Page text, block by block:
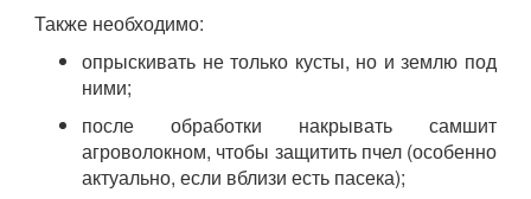
Также необходимо:
опрыскивать не только кусты, но и землю под
ними;
после обработки накрывать самшит
агроволокном, чтобы защитить пчел (особенно
актуально, если вблизи есть пасека);